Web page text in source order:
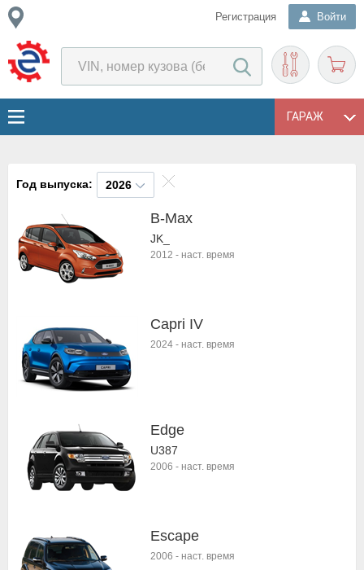
Регистрация Войти
ГАРАЖ
Год выпуска: 2026
B-Max
JK_
2012 - наст. время
Capri IV
2024 - наст. время
Edge
U387
2006 - наст. время
Escape
2006 - наст. время